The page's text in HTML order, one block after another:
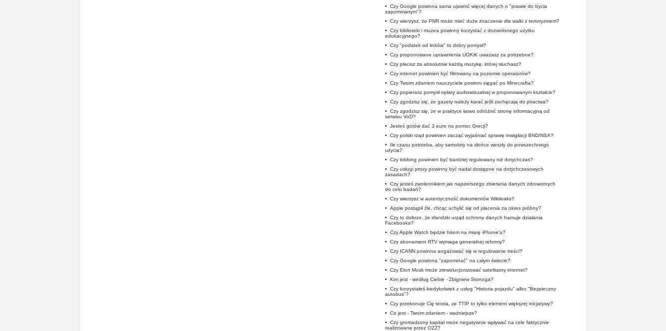
• Czy Google powinna sama ujawnić więcej danych o "prawie do bycia
zapomnianym"?
• Czy wierzysz, że PNR może mieć duże znaczenie dla walki z terroryzmem?
• Czy biblioteki i muzea powinny korzystać z dozwolonego użytku
edukacyjnego?
• Czy "podatek od linków" to dobry pomysł?
• Czy proponowane uprawnienia UOKiK uważasz za potrzebne?
• Czy płacisz za absolutnie każdą muzykę, której słuchasz?
• Czy internet powinien być filtrowany na poziomie operatorów?
• Czy Twoim zdaniem nauczyciele powinni sięgać po Minecrafta?
• Czy popierasz pomysł opłaty audiowizualnej w proponowanym kształcie?
• Czy zgodzisz się, że gazety należy karać jeśli zachęcają do piractwa?
• Czy zgodzisz się, że w praktyce łatwo odróżnić stronę informacyjną od
serwisu VoD?
• Jesteś gotów dać 3 euro na pomoc Grecji?
• Czy polski rząd powinien zacząć wyjaśniać sprawę inwigilacji BND/NSA?
•
Ile czasu potrzeba, aby samoloty na słońce weszły do powszechnego
użycia?
• Czy lobbing powinien być bardziej regulowany niż dotychczas?
• Czy usługi proxy powinny być nadal dostępne na dotychczasowych
zasadach?
• Czy jesteś zwolennikiem jak najszerszego zbierania danych zdrowotnych
do celu badań?
• Czy wierzysz w autentyczność dokumentów Wikileaks?
• Apple postąpił źle, chcąc uchylić się od płacenia za okres próbny?
• Czy to dobrze, że irlandzki urząd ochrony danych hamuje działania
Facebooka?
• Czy Apple Watch będzie hitem na miarę iPhone'a?
• Czy abonament RTV wymaga generalnej reformy?
• Czy ICANN powinna angażować się w regulowanie treści?
• Czy Google powinna "zapominać" na całym świecie?
• Czy Elon Musk może zrewolucjonizować satelitarny internet?
• Kim jest - według Ciebie - Zbigniew Stonoga?
• Czy korzystałeś kiedykolwiek z usług "Historia pojazdu" albo "Bezpieczny
autobus"?
• Czy przekonuje Cię teoria, ze TTIP to tylko element większej inicjatywy?
• Co jest - Twoim zdaniem - ważniejsze?
• Czy gromadzony kapitał może negatywnie wpływać na cele faktycznie
realizowane przez OZZ?